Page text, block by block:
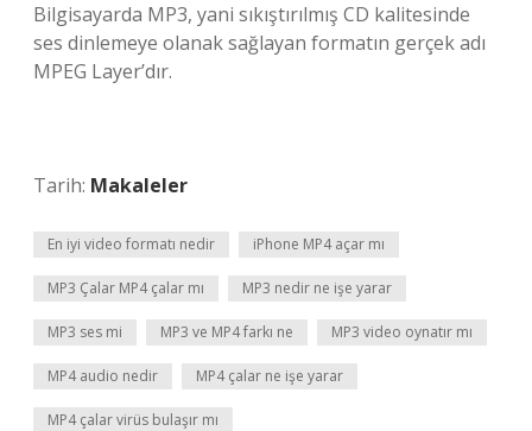
Bilgisayarda MP3, yani sıkıştırılmış CD kalitesinde
ses dinlemeye olanak sağlayan formatın gerçek adı
MPEG Layer’dır.
Tarih: Makaleler
En iyi video formatı nedir iPhone MP4 açar mı
MP3 Çalar MP4 çalar mı MP3 nedir ne işe yarar
MP3 ses mi MP3 ve MP4 farkı ne MP3 video oynatır mı
MP4 audio nedir MP4 çalar ne işe yarar
MP4 çalar virüs bulaşır mı